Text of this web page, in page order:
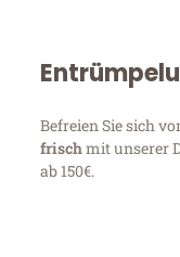
Befreien Sie sich
frischmit unserer
ab 150€.